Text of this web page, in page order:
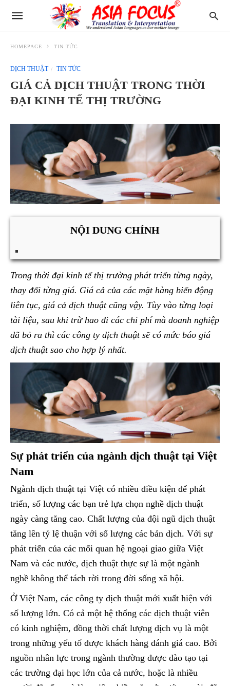
HOMEPAGE TIN TỨC
DỊCH THUẬT TIN TỨC
GIÁ CẢ DỊCH THUẬT TRONG THỜI
ĐẠI KINH TẾ THỊ TRƯỜNG
NỘI DUNG CHÍNH
Trong thời đại kinh tế thị trường phát triển từng ngày,
thay đổi từng giá. Giá cả của các mặt hàng biến động
liên tục, giá cả dịch thuật cũng vậy. Tùy vào từng loại
tài liệu, sau khi trừ hao đi các chi phí mà doanh nghiệp
đã bỏ ra thì các công ty dịch thuật sẽ có mức báo giá
dịch thuật sao cho hợp lý nhất.
Sự phát triển của ngành dịch thuật tại Việt
Nam
Ngành dịch thuật tại Việt có nhiều điều kiện để phát
triển, số lượng các bạn trẻ lựa chọn nghề dịch thuật
ngày càng tăng cao. Chất lượng của đội ngũ dịch thuật
tăng lên tỷ lệ thuận với số lượng các bản dịch. Với sự
phát triển của các mối quan hệ ngoại giao giữa Việt
Nam và các nước, dịch thuật thực sự là một ngành
nghề không thể tách rời trong đời sống xã hội.
Ở Việt Nam, các công ty dịch thuật mới xuất hiện với
số lượng lớn. Có cả một hệ thống các dịch thuật viên
có kinh nghiệm, đồng thời chất lượng dịch vụ là một
trong những yếu tố được khách hàng đánh giá cao. Bởi
nguồn nhân lực trong ngành thường được đào tạo tại
các trường đại học lớn của cả nước, hoặc là nhiều